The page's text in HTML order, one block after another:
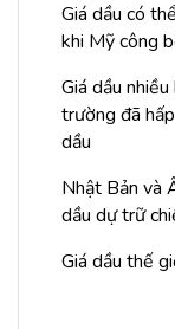
Giá dầu có
khi Mỹ công
Giá dầu
trường đã
dầu
Nhật Bản và
dầu dự trữ
Giá dầu thế